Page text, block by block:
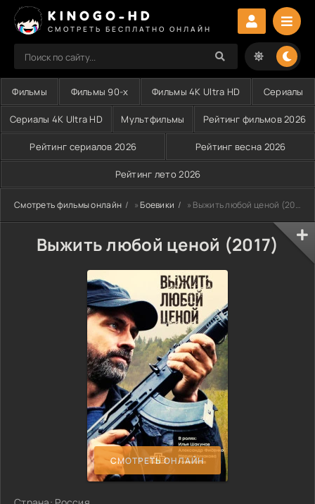
KINOGO-HD
СМОТРЕТЬ БЕСПЛАТНО ОНЛАЙН
Фильмы Фильмы 90-х Фильмы 4K Ultra HD Сериалы
Сериалы 4K Ultra HD Мультфильмы Рейтинг фильмов 2026
Рейтинг сериалов 2026 Рейтинг весна 2026
Рейтинг лето 2026
Смотреть фильмы онлайн »Боевики » Выжить любой ценой (2017)
Выжить любой ценой (2017)
СМОТРЕТЬ ОНЛАЙН